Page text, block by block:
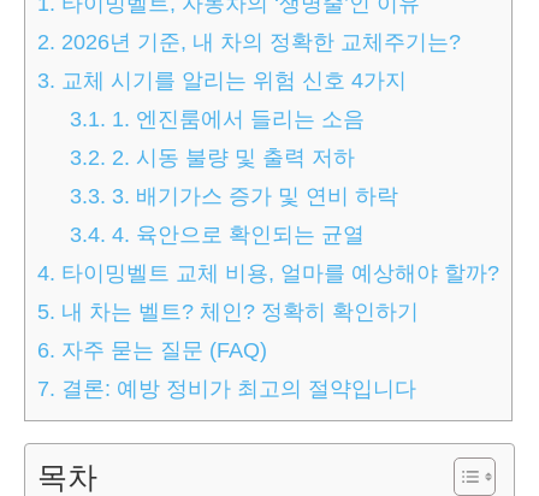
2. 2026년 기준, 내 차의 정확한 교체주기는?
3. 교체 시기를 알리는 위험 신호 4가지
3.1. 1. 엔진룸에서 들리는 소음
3.2. 2. 시동 불량 및 출력 저하
3.3. 3. 배기가스 증가 및 연비 하락
3.4. 4. 육안으로 확인되는 균열
4. 타이밍벨트 교체 비용, 얼마를 예상해야 할까?
5. 내 차는 벨트? 체인? 정확히 확인하기
6. 자주 묻는 질문 (FAQ)
7. 결론: 예방 정비가 최고의 절약입니다
목차